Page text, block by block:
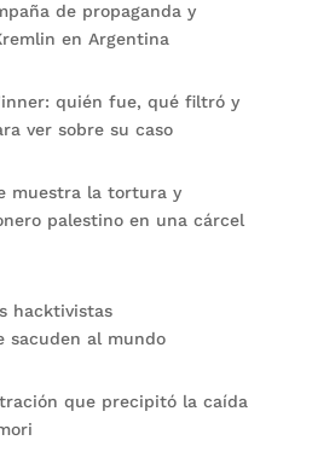
de propaganda y
en Argentina
quién fue, qué filtró y
ver sobre su caso
muestra la tortura y
palestino en una cárcel
hacktivistas
sacuden al mundo
que precipitó la caída